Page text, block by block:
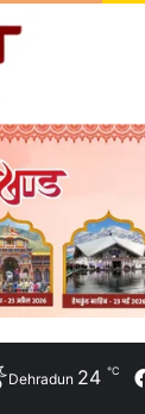
Dehradun 24 ℃